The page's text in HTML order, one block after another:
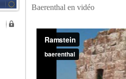
Baerenthal en vidéo